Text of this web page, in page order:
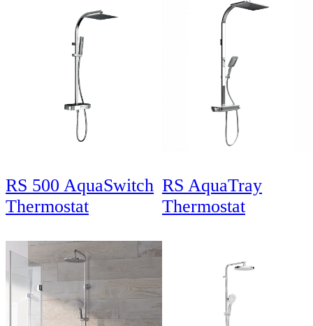
RS 500 AquaSwitch
Thermostat
RS AquaTray
Thermostat